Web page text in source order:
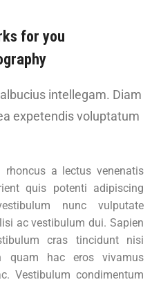
for you
intellegam. Diam
expetendis voluptatum
rhoncus a lectus venenatis
quis potenti adipiscing
nunc vulputate
ac vestibulum dui. Sapien
cras tincidunt nisi
quam hac eros vivamus
Vestibulum condimentum